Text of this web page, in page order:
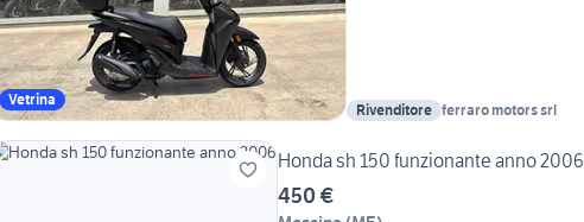
Vetrina
Rivenditore ferraro motors srl
Honda sh 150 funzionante anno 2006
450 €